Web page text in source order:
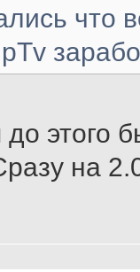
что
этого
на